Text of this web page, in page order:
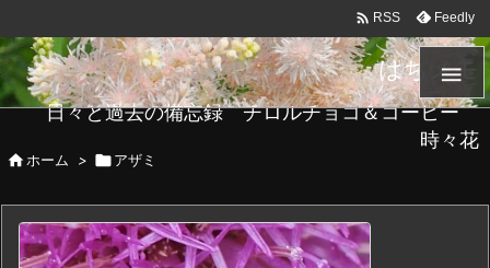
はちメモ
日々と過去の備忘録 チロルチョコ＆コーヒー
時々花

 RSS Feedly
 ホーム > アザミ